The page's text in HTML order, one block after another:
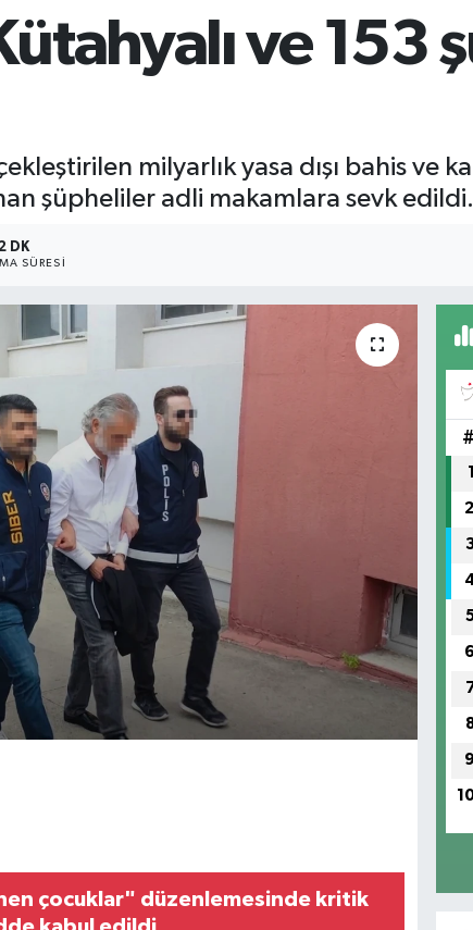
ve 153
milyarlık yasa dışı bahis ve
şüpheliler adli makamlara sevk edildi.
DK
SÜRESI
çocuklar" düzenlemesinde kritik
#
1
2
6
9